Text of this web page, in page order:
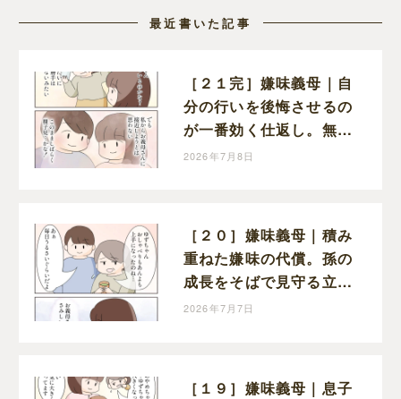
最近書いた記事
［２１完］嫌味義母｜自
分の行いを後悔させるの
が一番効く仕返し。無理
に戦わず距離を取ること
2026年7月8日
［２０］嫌味義母｜積み
重ねた嫌味の代償。孫の
成長をそばで見守る立場
を失って寂しさを抱える
2026年7月7日
［１９］嫌味義母｜息子